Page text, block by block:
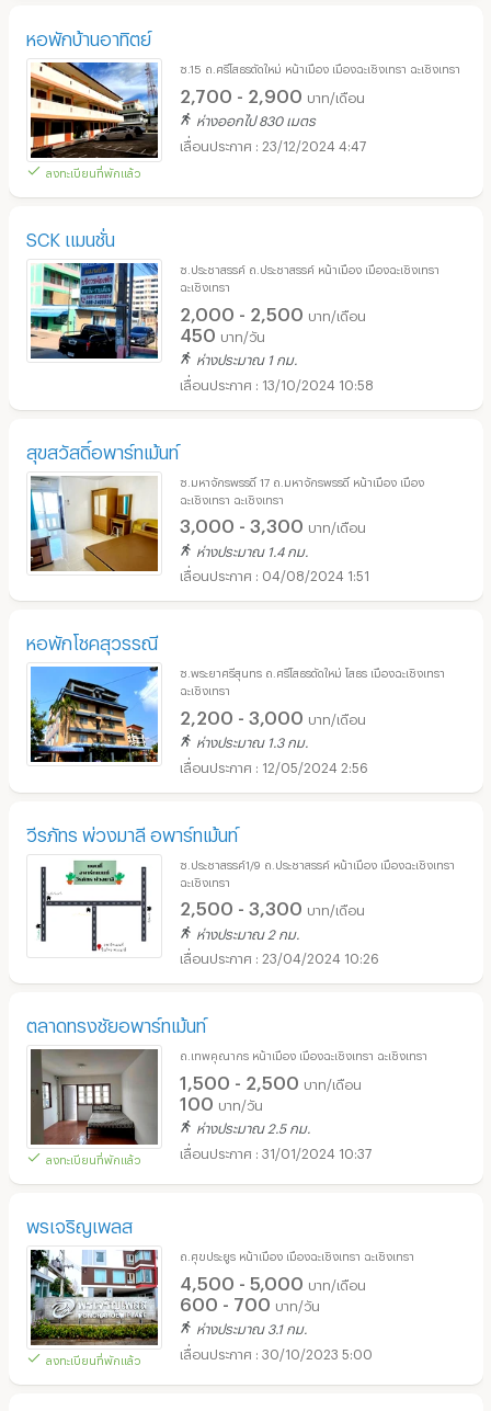
หอพักบ้านอาทิตย์
ลงทะเบียนที่พักแล้ว
ซ.15 ถ.ศรีโสธรตัดใหม่ หน้าเมือง เมืองฉะเชิงเทรา ฉะเชิงเทรา
2,700 - 2,900 บาท/เดือน
ห่างออกไป 830 เมตร
23/12/2024 4:47
SCK แมนชั่น
ซ.ประชาสรรค์ ถ.ประชาสรรค์ หน้าเมือง เมืองฉะเชิงเทรา
ฉะเชิงเทรา
2,000 - 2,500 บาท/เดือน
450 บาท/วัน
ห่างประมาณ 1 กม.
13/10/2024 10:58
สุขสวัสดิ์อพาร์ทเม้นท์
ซ.มหาจักรพรรดิ์ 17 ถ.มหาจักรพรรดิ์ หน้าเมือง เมือง
ฉะเชิงเทรา ฉะเชิงเทรา
3,000 - 3,300 บาท/เดือน
ห่างประมาณ 1.4 กม.
04/08/2024 1:51
หอพักโชคสุวรรณี
ซ.พระยาศรีสุนทร ถ.ศรีโสธรตัดใหม่ โสธร เมืองฉะเชิงเทรา
ฉะเชิงเทรา
2,200 - 3,000 บาท/เดือน
ห่างประมาณ 1.3 กม.
12/05/2024 2:56
วีรภัทร พ่วงมาลี อพาร์ทเม้นท์
ซ.ประชาสรรค์1/9 ถ.ประชาสรรค์ หน้าเมือง เมืองฉะเชิงเทรา
ฉะเชิงเทรา
2,500 - 3,300 บาท/เดือน
ห่างประมาณ 2 กม.
23/04/2024 10:26
ตลาดทรงชัยอพาร์ทเม้นท์
ลงทะเบียนที่พักแล้ว
ถ.เทพคุณากร หน้าเมือง เมืองฉะเชิงเทรา ฉะเชิงเทรา
1,500 - 2,500 บาท/เดือน
100 บาท/วัน
ห่างประมาณ 2.5 กม.
31/01/2024 10:37
พรเจริญเพลส
ลงทะเบียนที่พักแล้ว
ถ.ศุขประยูร หน้าเมือง เมืองฉะเชิงเทรา ฉะเชิงเทรา
4,500 - 5,000 บาท/เดือน
600 - 700 บาท/วัน
ห่างประมาณ 3.1 กม.
30/10/2023 5:00